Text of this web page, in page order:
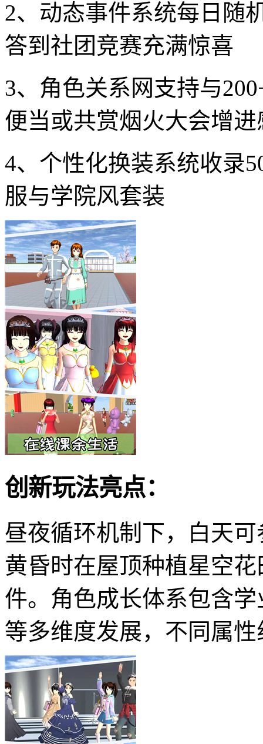
2、动态事件系统每日随
答到社团竞赛充满惊喜
3、角色关系网支持与
便当或共赏烟火大会增进
4、个性化换装系统收录
服与学院风套装
创新玩法亮点：
昼夜循环机制下，白天
黄昏时在屋顶种植星空
件。角色成长体系包含
等多维度发展，不同属